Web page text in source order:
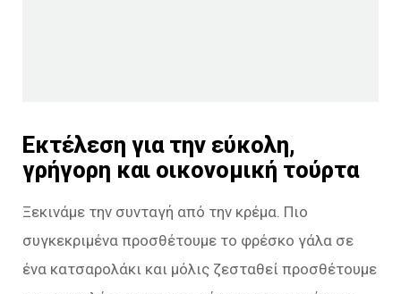
Εκτέλεση για την εύκολη,
γρήγορη και οικονομική τούρτα
Ξεκινάμε την συνταγή από την κρέμα. Πιο
συγκεκριμένα προσθέτουμε το φρέσκο γάλα σε
ένα κατσαρολάκι και μόλις ζεσταθεί προσθέτουμε